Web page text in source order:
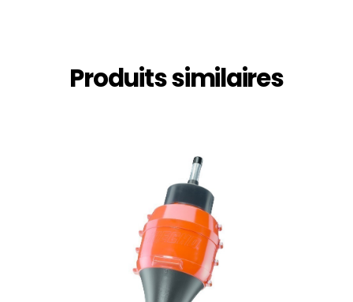
Produits similaires